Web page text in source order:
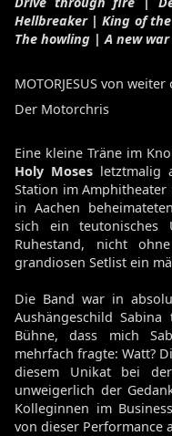
Hellbreaker | King of
The howling | A new
MOTORJESUS von weiter
Der Motorchris
Eine kleine Träne im
Holy Mosesletztmalig
Station im
in Aachen
sich ein teutonisches
Ruhestand, nicht
grandiosen Setlist ein
Die Band war in
Aushängeschild
Bühne, dass mich
mehrfach fragte: Watt?
diesem Unikat bei
unweigerlich der
Kolleginnen im
von dieser Performance